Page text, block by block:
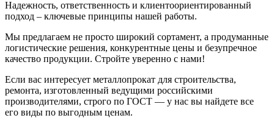
Надежность, ответственность и клиентоориентированный
подход – ключевые принципы нашей работы.
Мы предлагаем не просто широкий сортамент, а продуманные
логистические решения, конкурентные цены и безупречное
качество продукции. Стройте уверенно с нами!
Если вас интересует металлопрокат для строительства,
ремонта, изготовленный ведущими российскими
производителями, строго по ГОСТ — у нас вы найдете все
его виды по выгодным ценам.